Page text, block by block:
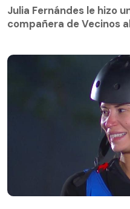
compañera de Vecinos
Julia Fernándes le hizo
compañera de Vecinos